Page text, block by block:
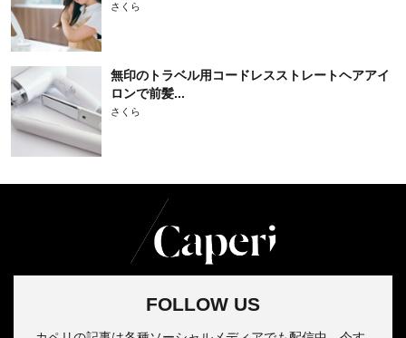
さくら
無印のトラベル用コードレスストレートヘアアイ
ロンで前髪...
さくら
FOLLOW US